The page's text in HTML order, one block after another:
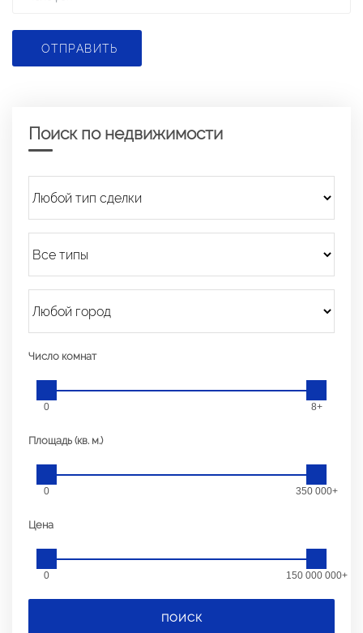
ОТПРАВИТЬ
Поиск по недвижимости
Число комнат
0 8+
Площадь (кв. м.)
0 350 000+
Цена
0 150 000 000+
ПОИСК